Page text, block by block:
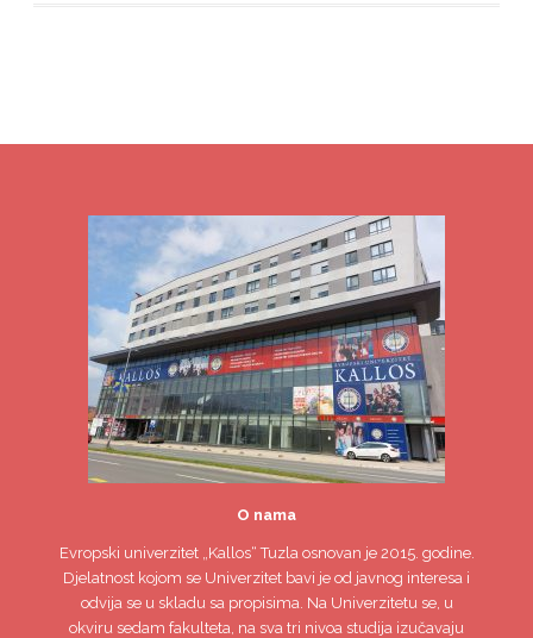
O nama
Evropski univerzitet„Kallos“ Tuzla osnovan je 2015. godine.
Djelatnost kojom se Univerzitet bavi je od javnog interesa i
odvija se u skladu sa propisima. Na Univerzitetu se, u
okviru sedam fakulteta, na sva tri nivoa studija izučavaju